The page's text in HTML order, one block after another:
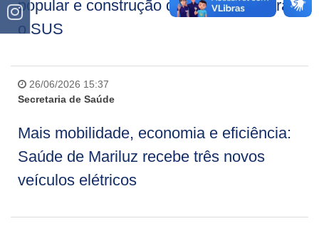
popular e construção de propostas para
o SUS
26/06/2026 15:37
Secretaria de Saúde
Mais mobilidade, economia e eficiência:
Saúde de Mariluz recebe três novos
veículos elétricos